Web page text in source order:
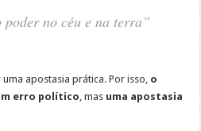
poder no céu e na terra”
apostasia prática. Por isso, o
erro político, mas uma apostasia